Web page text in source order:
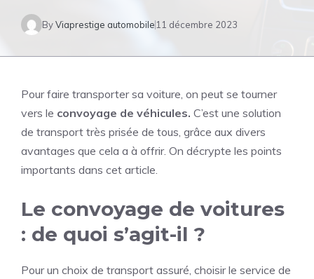
ByViaprestige automobile 11 décembre 2023
Pour faire transporter sa voiture, on peut se tourner
vers le convoyage de véhicules. C’est une solution
de transport très prisée de tous, grâce aux divers
avantages que cela a à offrir. On décrypte les points
importants dans cet article.
Le convoyage de voitures
: de quoi s’agit-il ?
Pour un choix de transport assuré, choisir le service de